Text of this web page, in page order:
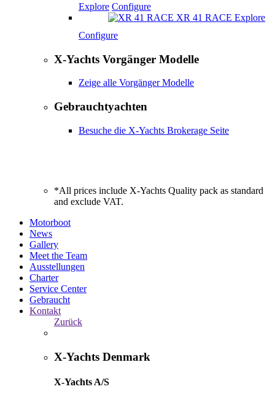
Explore Configure
XR 41 RACE Explore
Configure
X-Yachts Vorgänger Modelle
Zeige alle Vorgänger Modelle
Gebrauchtyachten
Besuche die X-Yachts Brokerage Seite
*All prices include X-Yachts Quality pack as standard
and exclude VAT.
Motorboot
News
Gallery
Meet the Team
Ausstellungen
Charter
Service Center
Gebraucht
Kontakt
Zurück
X-Yachts Denmark
X-Yachts A/S